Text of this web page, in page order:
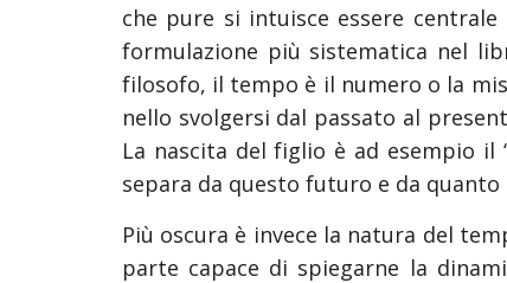
che pure si intuisce essere
formulazione più sistematica nel
filosofo, il tempo è il numero o la
nello svolgersi dal passato al
La nascita del figlio è ad esempio
separa da questo futuro e da
Più oscura è invece la natura del
parte capace di spiegarne la